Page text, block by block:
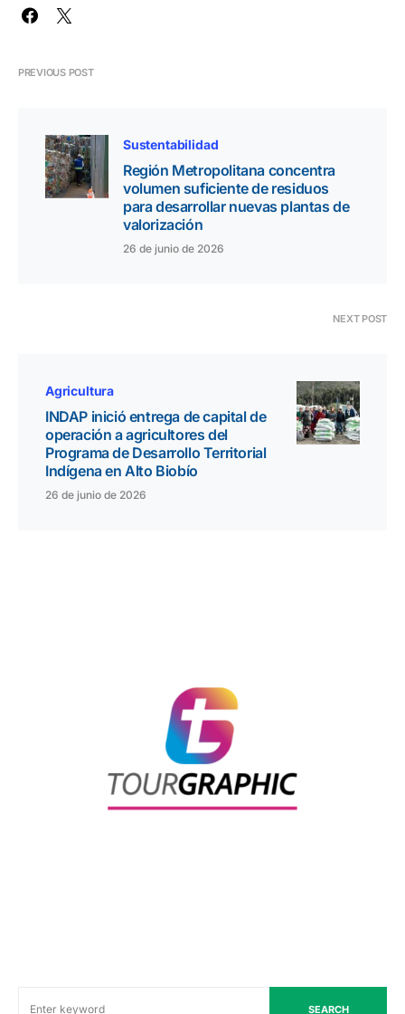
PREVIOUS POST
Sustentabilidad
Región Metropolitana concentra
volumen suficiente de residuos
para desarrollar nuevas plantas de
valorización
26 de junio de 2026
NEXT POST
Agricultura
INDAP inició entrega de capital de
operación a agricultores del
Programa de Desarrollo Territorial
Indígena en Alto Biobío
26 de junio de 2026
SEARCH